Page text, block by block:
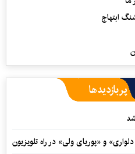
ابتهاج
پربازدیدها
و «پوریای ولی» در راه تلویزیون